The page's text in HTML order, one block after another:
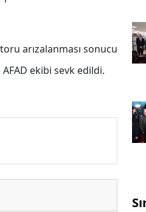
arızalanması sonucu
ekibi sevk edildi.